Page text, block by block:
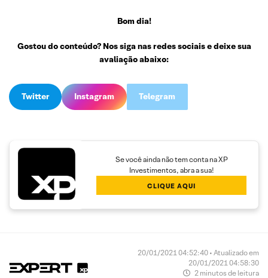
Bom dia!
Gostou do conteúdo? Nos siga nas redes sociais e deixe sua
avaliação abaixo:
Twitter Instagram Telegram
Se você ainda não tem conta na XP
Investimentos, abra a sua!
CLIQUE AQUI
20/01/2021 04:52:40 • Atualizado em
20/01/2021 04:58:30
2 minutos de leitura